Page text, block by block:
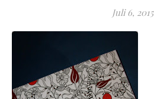
Juli 6, 2015